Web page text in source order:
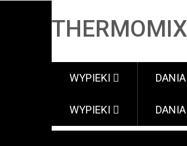
WYPIEKI
WYPIEKI